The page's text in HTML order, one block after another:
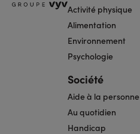
Activité physique
Alimentation
Environnement
Psychologie
Société
Aide à la personne
Au quotidien
Handicap